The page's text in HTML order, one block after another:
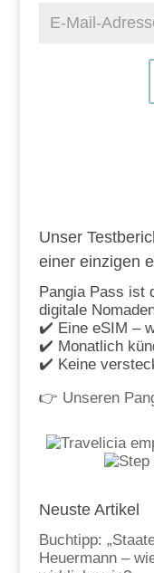
Unser
einer einzigen
Pangia Pass ist
digitale
✔️ Eine eSIM –
✔️ Monatlich
✔️ Keine
👉 Unseren
Neuste Artikel
Buchtipp:
Heuermann –